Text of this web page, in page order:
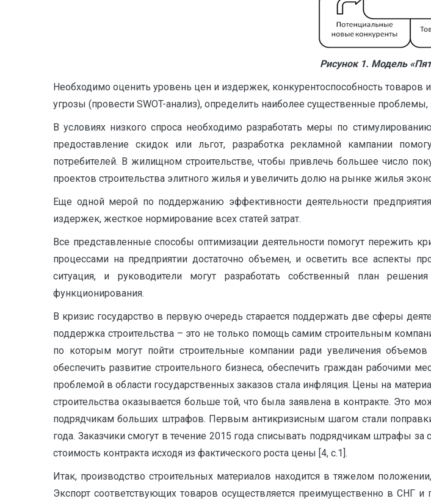
Рисунок 1. Модель
Необходимо оценить уровень цен и издержек, конкурентоспособность
угрозы (провести SWOT-анализ), определить наиболее существенные
В условиях низкого спроса необходимо разработать меры по
предоставление скидок или льгот, разработка рекламной кампании
потребителей. В жилищном строительстве, чтобы привлечь большее число
проектов строительства элитного жилья и увеличить долю на рынке жилья
Еще одной мерой по поддержанию эффективности деятельности
издержек, жесткое нормирование всех статей затрат.
Все представленные способы оптимизации деятельности помогут пережить
процессами на предприятии достаточно объемен, и осветить все аспекты
ситуация, и руководители могут разработать собственный план
функционирования.
В кризис государство в первую очередь старается поддержать две сферы
поддержка строительства – это не только помощь самим строительным
по которым могут пойти строительные компании ради увеличения объемов
обеспечить развитие строительного бизнеса, обеспечить граждан
проблемой в области государственных заказов стала инфляция. Цены на
строительства оказывается больше той, что была заявлена в контракте. Это
подрядчикам больших штрафов. Первым антикризисным шагом стали
года. Заказчики смогут в течение 2015 года списывать подрядчикам штрафы
стоимость контракта исходя из фактического роста цены [4, с.1].
Итак, производство строительных материалов находится в тяжелом
Экспорт соответствующих товаров осуществляется преимущественно в СНГ и